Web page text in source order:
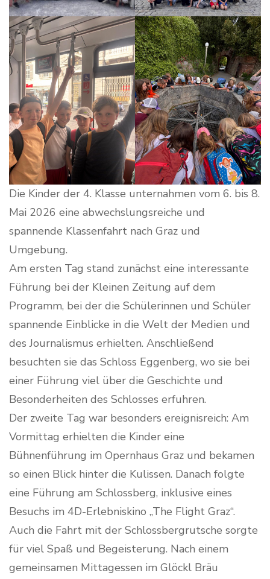
Die Kinder der 4. Klasse unternahmen vom 6. bis 8.
Mai 2026 eine abwechslungsreiche und
spannende Klassenfahrt nach Graz und
Umgebung.
Am ersten Tag stand zunächst eine interessante
Führung bei der Kleinen Zeitung auf dem
Programm, bei der die Schülerinnen und Schüler
spannende Einblicke in die Welt der Medien und
des Journalismus erhielten. Anschließend
besuchten sie das Schloss Eggenberg, wo sie bei
einer Führung viel über die Geschichte und
Besonderheiten des Schlosses erfuhren.
Der zweite Tag war besonders ereignisreich: Am
Vormittag erhielten die Kinder eine
Bühnenführung im Opernhaus Graz und bekamen
so einen Blick hinter die Kulissen. Danach folgte
eine Führung am Schlossberg, inklusive eines
Besuchs im 4D-Erlebniskino „The Flight Graz“.
Auch die Fahrt mit der Schlossbergrutsche sorgte
für viel Spaß und Begeisterung. Nach einem
gemeinsamen Mittagessen im Glöckl Bräu